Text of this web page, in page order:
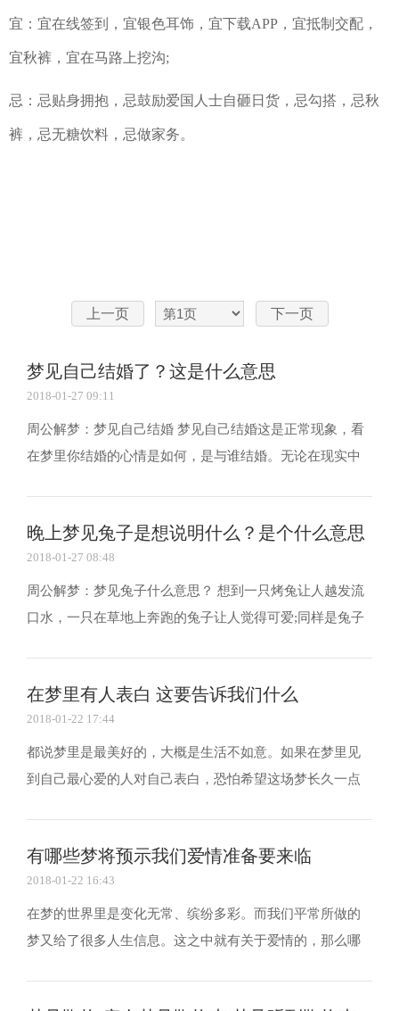
宜：宜在线签到，宜银色耳饰，宜下载APP，宜抵制交配，
宜秋裤，宜在马路上挖沟;
忌：忌贴身拥抱，忌鼓励爱国人士自砸日货，忌勾搭，忌秋
裤，忌无糖饮料，忌做家务。
上一页 下一页
梦见自己结婚了？这是什么意思
2018-01-27 09:11
周公解梦：梦见自己结婚 梦见自己结婚这是正常现象，看
在梦里你结婚的心情是如何，是与谁结婚。无论在现实中
梦的关键：代表对幸福美满婚姻的渴求，或代表渴望...
晚上梦见兔子是想说明什么？是个什么意思
2018-01-27 08:48
周公解梦：梦见兔子什么意思？ 想到一只烤兔让人越发流
口水，一只在草地上奔跑的兔子让人觉得可爱;同样是兔子
属兔的，名字中有兔字的，经常被描述成像兔子一...
在梦里有人表白 这要告诉我们什么
2018-01-22 17:44
都说梦里是最美好的，大概是生活不如意。如果在梦里见
到自己最心爱的人对自己表白，恐怕希望这场梦长久一点
你梦到有人向你告白，而这个人会是谁呢? 成为新娘...
有哪些梦将预示我们爱情准备要来临
2018-01-22 16:43
在梦的世界里是变化无常、缤纷多彩。而我们平常所做的
梦又给了很多人生信息。这之中就有关于爱情的，那么哪